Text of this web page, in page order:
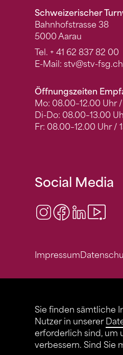
Sie finden sämtliche
Nutzer in unserer
erforderlich sind, um
verbessern. Sind Sie
Schweizerischer
Bahnhofstrasse 38
5000 Aarau
Tel. + 41 62 837 82 00
E-Mail: stv@stv-fsg.ch
Öffnungszeiten
Mo: 08.00–12.00 Uhr /
Di-Do: 08.00–13.00
Fr: 08.00–12.00 Uhr /
Social Media
Instagram
Facebook
LinkedIn
Impressum